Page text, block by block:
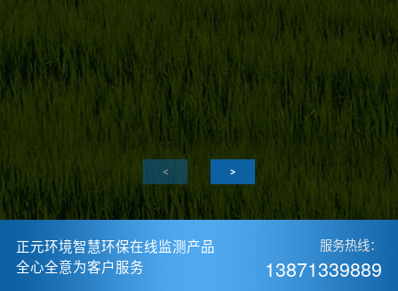
正元环境智慧环保在线监测产品
全心全意为客户服务
服务热线：
13871339889